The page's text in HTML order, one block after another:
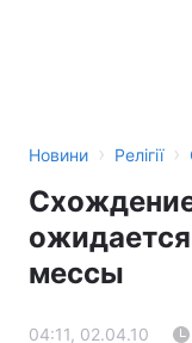
Новини › Релігії ›
мессы
04:11, 02.04.10